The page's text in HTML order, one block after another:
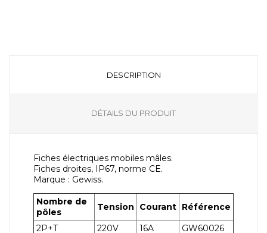
DESCRIPTION
DÉTAILS DU PRODUIT
Fiches électriques mobiles mâles.
Fiches droites, IP67, norme CE.
Marque : Gewiss.
Nombre de
pôles
Tension Courant Référence
2P+T
220V 16A
GW60026